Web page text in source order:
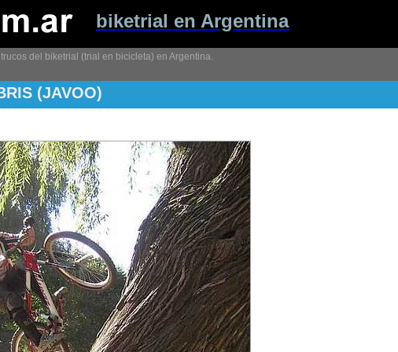
biketrial en Argentina
del biketrial (trial en bicicleta) en Argentina.
(JAVOO)